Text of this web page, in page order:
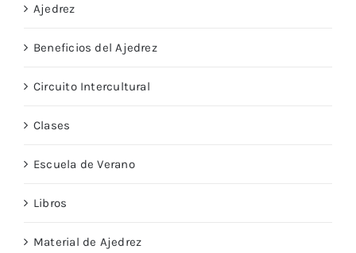
Ajedrez
Beneficios del Ajedrez
Circuito Intercultural
Clases
Escuela de Verano
Libros
Material de Ajedrez